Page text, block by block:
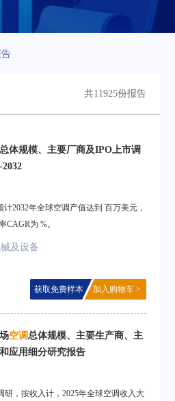
共11925份报告
体规模、主要厂商及IPO上市调
2032年全球空调产值达到 百万美元，
CAGR为 %。
及设备
获取免费样本 加入购物车 >
空调总体规模、主要生产商、主
应用细分研究报告
研，按收入计，2025年全球空调收入大